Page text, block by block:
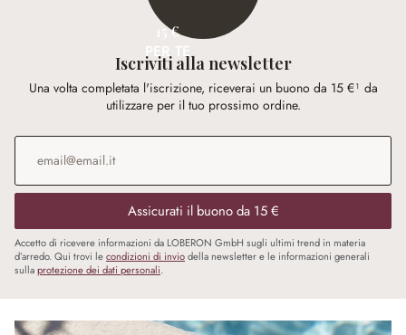
15 €
PER TE
Iscriviti alla newsletter
Una volta completata l'iscrizione, riceverai un buono da 15 €¹ da
utilizzare per il tuo prossimo ordine.
Indirizzo e-mail
Assicurati il buono da 15 €
Accetto di ricevere informazioni da LOBERON GmbH sugli ultimi trend in materia
d’arredo. Qui trovi lecondizioni di inviodella newsletter e le informazioni generali
sullaprotezione dei dati personali.